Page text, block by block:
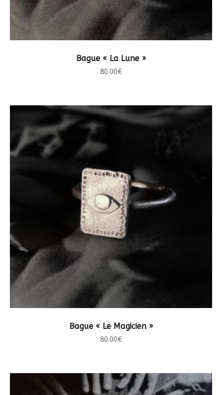
CHOIX DES OPTIONS
Bague « La Lune »
80.00€
CHOIX DES OPTIONS
Bague « Le Magicien »
80.00€